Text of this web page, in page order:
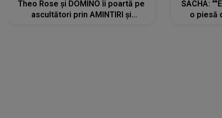
Theo Rose și DOMINO îi poartă pe
ascultători prin AMINTIRI și
SACHA:
o piesă